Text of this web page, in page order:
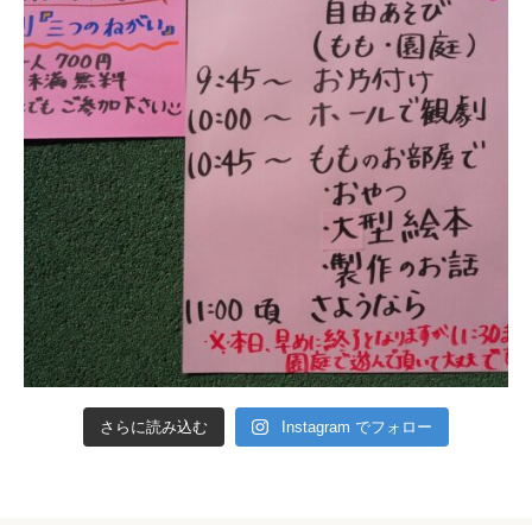
さらに読み込む Instagram でフォロー